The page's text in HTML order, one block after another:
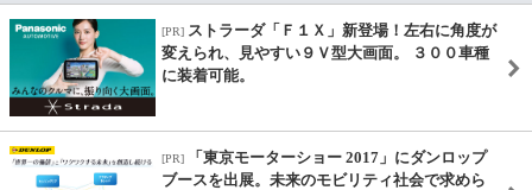
[PR] ストラーダ「Ｆ１Ｘ」新登場！左右に角度が
変えられ、見やすい９Ｖ型大画面。 ３００車種
に装着可能。
[PR]
「東京モーターショー 2017」にダンロップ
ブースを出展。未来のモビリティ社会で求めら